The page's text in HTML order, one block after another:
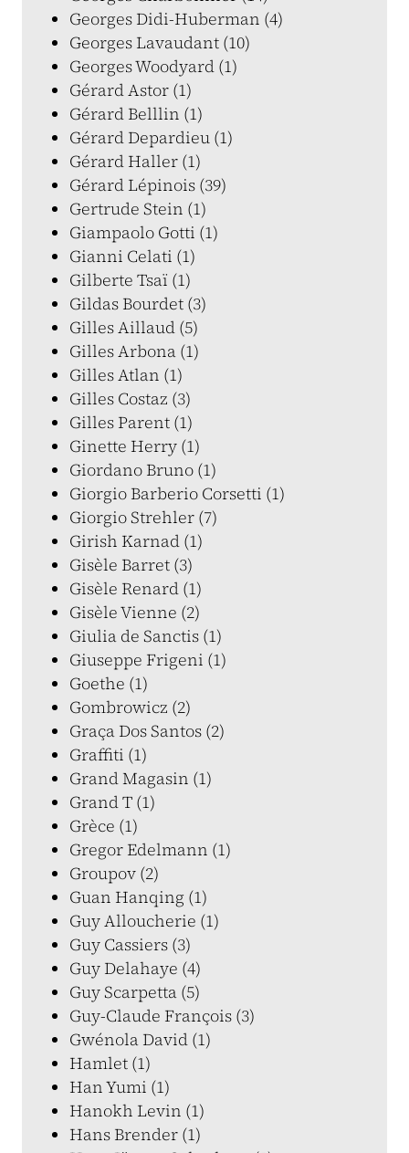
Georges Didi-Huberman (4)
Georges Lavaudant (10)
Georges Woodyard (1)
Gérard Astor (1)
Gérard Belllin (1)
Gérard Depardieu (1)
Gérard Haller (1)
Gérard Lépinois (39)
Gertrude Stein (1)
Giampaolo Gotti (1)
Gianni Celati (1)
Gilberte Tsaï (1)
Gildas Bourdet (3)
Gilles Aillaud (5)
Gilles Arbona (1)
Gilles Atlan (1)
Gilles Costaz (3)
Gilles Parent (1)
Ginette Herry (1)
Giordano Bruno (1)
Giorgio Barberio Corsetti (1)
Giorgio Strehler (7)
Girish Karnad (1)
Gisèle Barret (3)
Gisèle Renard (1)
Gisèle Vienne (2)
Giulia de Sanctis (1)
Giuseppe Frigeni (1)
Goethe (1)
Gombrowicz (2)
Graça Dos Santos (2)
Graffiti (1)
Grand Magasin (1)
Grand T (1)
Grèce (1)
Gregor Edelmann (1)
Groupov (2)
Guan Hanqing (1)
Guy Alloucherie (1)
Guy Cassiers (3)
Guy Delahaye (4)
Guy Scarpetta (5)
Guy-Claude François (3)
Gwénola David (1)
Hamlet (1)
Han Yumi (1)
Hanokh Levin (1)
Hans Brender (1)